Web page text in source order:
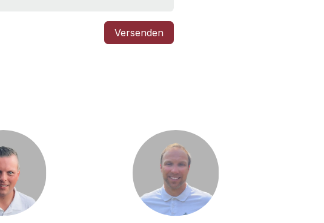
Versenden